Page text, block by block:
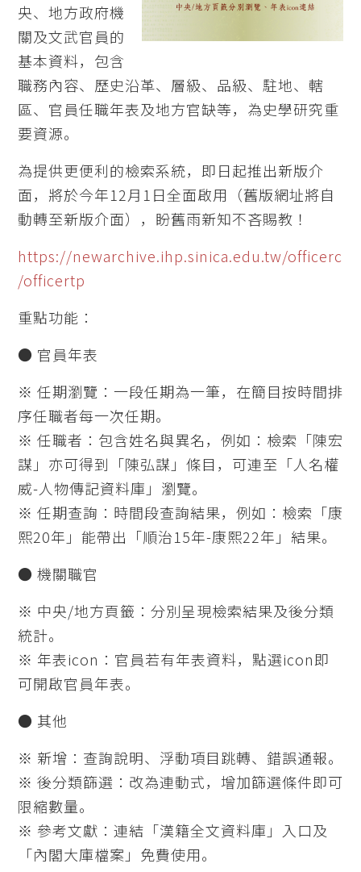
央、地方政府機
關及文武官員的
基本資料，包含
職務內容、歷史沿革、層級、品級、駐地、轄
區、官員任職年表及地方官缺等，為史學研究重
要資源。
為提供更便利的檢索系統，即日起推出新版介
面，將於今年12月1日全面啟用（舊版網址將自
動轉至新版介面），盼舊雨新知不吝賜教！
https://newarchive.ihp.sinica.edu.tw/officerc
/officertp
重點功能：
● 官員年表
※ 任期瀏覽：一段任期為一筆，在簡目按時間排
序任職者每一次任期。
※ 任職者：包含姓名與異名，例如：檢索「陳宏
謀」亦可得到「陳弘謀」條目，可連至「人名權
威-人物傳記資料庫」瀏覽。
※ 任期查詢：時間段查詢結果，例如：檢索「康
熙20年」能帶出「順治15年-康熙22年」結果。
● 機關職官
※ 中央/地方頁籤：分別呈現檢索結果及後分類
統計。
※ 年表icon：官員若有年表資料，點選icon即
可開啟官員年表。
● 其他
※ 新增：查詢說明、浮動項目跳轉、錯誤通報。
※ 後分類篩選：改為連動式，增加篩選條件即可
限縮數量。
※ 參考文獻：連結「漢籍全文資料庫」入口及
「內閣大庫檔案」免費使用。